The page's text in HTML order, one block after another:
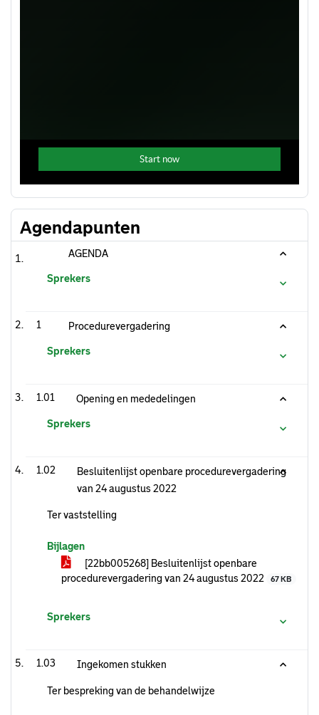
Agendapunten
AGENDA
Sprekers
1 Procedurevergadering
Sprekers
1.01 Opening en mededelingen
Sprekers
1.02
Besluitenlijst openbare procedurevergadering
van 24 augustus 2022
Ter vaststelling
Bijlagen
[22bb005268] Besluitenlijst openbare
procedurevergadering van 24 augustus 2022
67 KB
Sprekers
1.03 Ingekomen stukken
Ter bespreking van de behandelwijze